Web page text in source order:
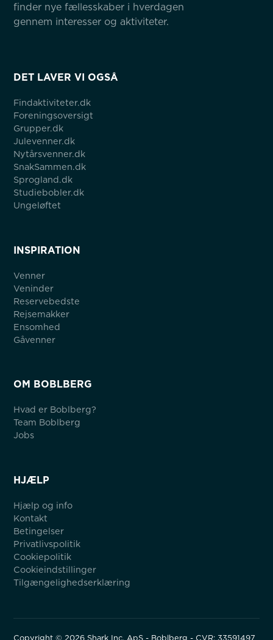
finder nye fællesskaber i hverdagen
gennem interesser og aktiviteter.
DET LAVER VI OGSÅ
Findaktiviteter.dk
Foreningsoversigt
Grupper.dk
Julevenner.dk
Nytårsvenner.dk
SnakSammen.dk
Sprogland.dk
Studiebobler.dk
Ungeløftet
INSPIRATION
Venner
Veninder
Reservebedste
Rejsemakker
Ensomhed
Gåvenner
OM BOBLBERG
Hvad er Boblberg?
Team Boblberg
Jobs
HJÆLP
Hjælp og info
Kontakt
Betingelser
Privatlivspolitik
Cookiepolitik
Cookieindstillinger
Tilgængelighedserklæring
Copyright © 2026 Shark Inc. ApS - Boblberg - CVR: 33591497